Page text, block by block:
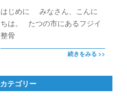
はじめに みなさん、こんに
ちは。 たつの市にあるフジイ
整骨
続きをみる >>
カテゴリー